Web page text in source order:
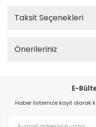
Taksit Seçenekleri
Önerileriniz
E-
Haber listemize kayıt